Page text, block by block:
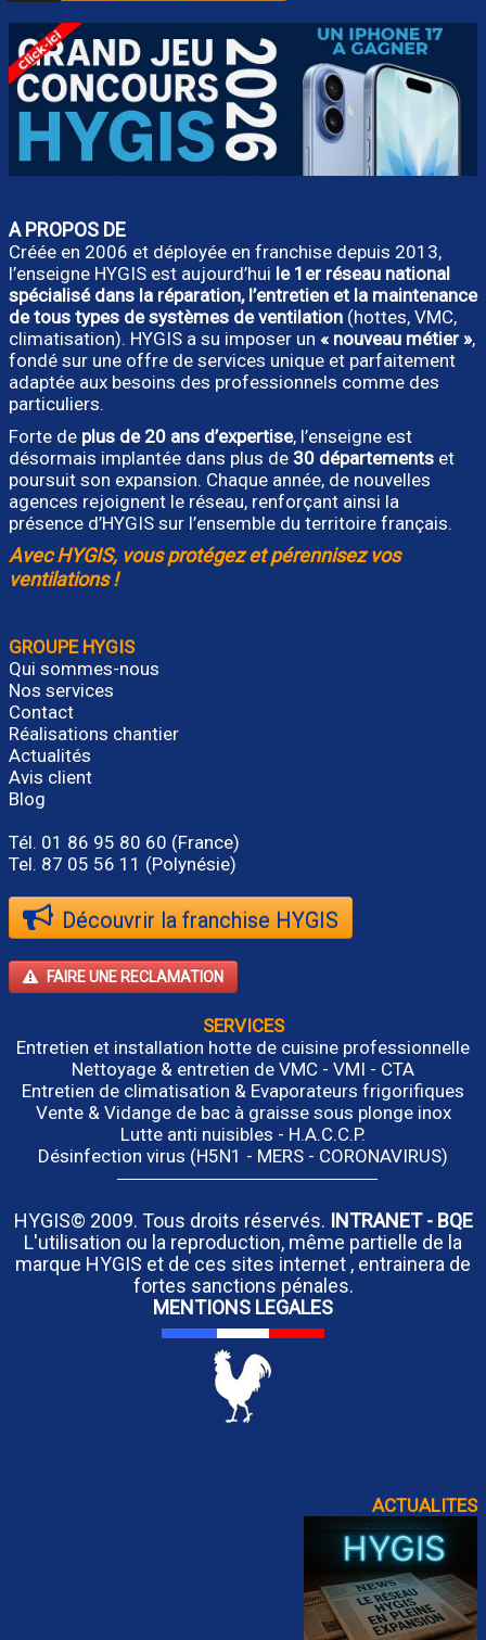
A PROPOS DE
Créée en 2006 et déployée en franchise depuis 2013,
l’enseigne HYGIS est aujourd’hui le 1er réseau national
spécialisé dans la réparation, l’entretien et la maintenance
de tous types de systèmes de ventilation (hottes, VMC,
climatisation). HYGIS a su imposer un « nouveau métier »,
fondé sur une offre de services unique et parfaitement
adaptée aux besoins des professionnels comme des
particuliers.
Forte de plus de 20 ans d’expertise, l’enseigne est
désormais implantée dans plus de 30 départements et
poursuit son expansion. Chaque année, de nouvelles
agences rejoignent le réseau, renforçant ainsi la
présence d’HYGIS sur l’ensemble du territoire français.
Avec HYGIS, vous protégez et pérennisez vos
ventilations !
GROUPE HYGIS
Qui sommes-nous
Nos services
Contact
Réalisations chantier
Actualités
Avis client
Blog
Tél. 01 86 95 80 60 (France)
Tel. 87 05 56 11 (Polynésie)
Découvrir la franchise HYGIS
FAIRE UNE RECLAMATION
SERVICES
Entretien et installation hotte de cuisine professionnelle
Nettoyage & entretien de VMC - VMI - CTA
Entretien de climatisation & Evaporateurs frigorifiques
Vente & Vidange de bac à graisse sous plonge inox
Lutte anti nuisibles - H.A.C.C.P.
Désinfection virus (H5N1 - MERS - CORONAVIRUS)
HYGIS© 2009. Tous droits réservés. INTRANET- BQE
L'utilisation ou la reproduction, même partielle de la
marque HYGIS et de ces sites internet , entrainera de
fortes sanctions pénales.
MENTIONS LEGALES
ACTUALITES